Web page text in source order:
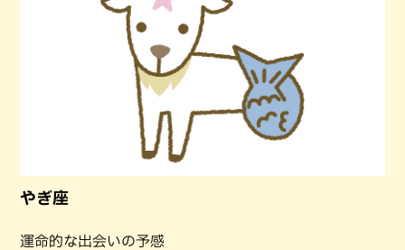
やぎ座
運命的な出会いの予感